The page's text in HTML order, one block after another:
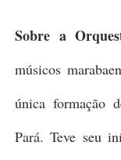
Sobre a
músicos
única formação
Pará. Teve seu